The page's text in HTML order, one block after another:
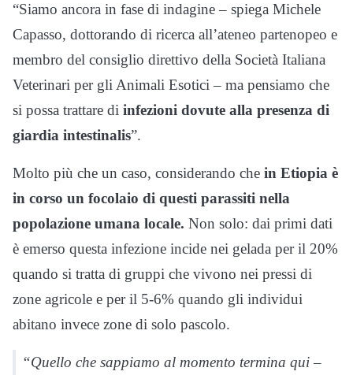
“Siamo ancora in fase di indagine – spiega Michele
Capasso, dottorando di ricerca all’ateneo partenopeo e
membro del consiglio direttivo della Società Italiana
Veterinari per gli Animali Esotici – ma pensiamo che
si possa trattare di infezioni dovute alla presenza di
giardia intestinalis”.
Molto più che un caso, considerando che in Etiopia è
in corso un focolaio di questi parassiti nella
popolazione umana locale. Non solo: dai primi dati
è emerso questa infezione incide nei gelada per il 20%
quando si tratta di gruppi che vivono nei pressi di
zone agricole e per il 5-6% quando gli individui
abitano invece zone di solo pascolo.
“Quello che sappiamo al momento termina qui –